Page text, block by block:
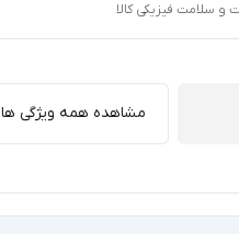
و سلامت فیزیکی کالا
مشاهده همه ویژگی ها